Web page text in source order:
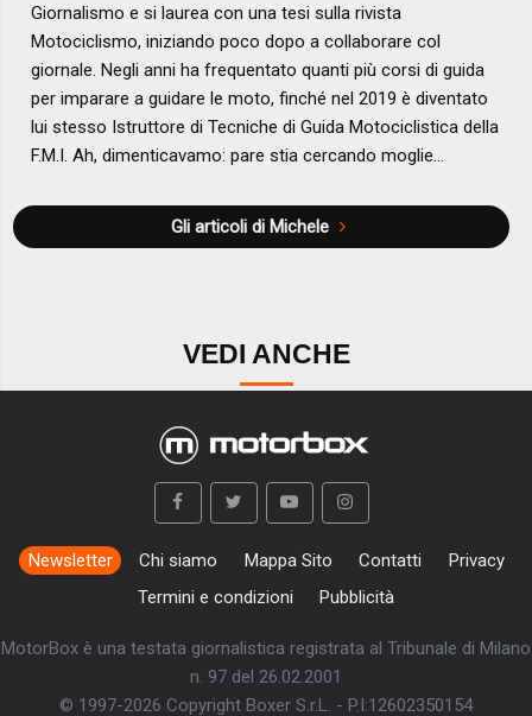
Giornalismo e si laurea con una tesi sulla rivista
Motociclismo, iniziando poco dopo a collaborare col
giornale. Negli anni ha frequentato quanti più corsi di guida
per imparare a guidare le moto, finché nel 2019 è diventato
lui stesso Istruttore di Tecniche di Guida Motociclistica della
F.M.I. Ah, dimenticavamo: pare stia cercando moglie…
Gli articoli di Michele
VEDI ANCHE
Newsletter Chi siamo Mappa Sito Contatti
Privacy
Termini e condizioni
Pubblicità
MotorBox è una testata giornalistica registrata al Tribunale di Milano
n. 97 del 26.02.2001
© 1997-2026 Copyright Boxer S.r.L. - P.I:12602350154